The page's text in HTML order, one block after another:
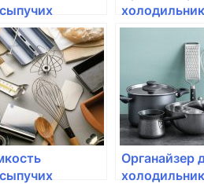
Rotho,
2,1л
Rotho, LOFT,
31*7,5*9см
Органайзер